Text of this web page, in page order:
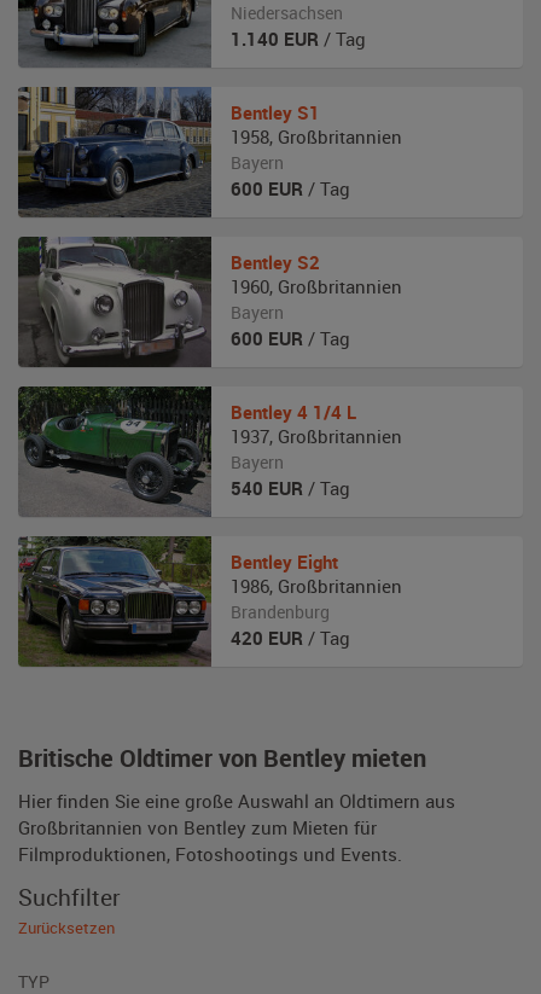
Britische Oldtimer von Bentley mieten
Hier finden Sie eine große Auswahl an Oldtimern aus
Großbritannien von Bentley zum Mieten für
Filmproduktionen, Fotoshootings und Events.
Niedersachsen
1.140 EUR / Tag
Bentley S1
1958, Großbritannien
Bayern
600 EUR / Tag
Bentley S2
1960, Großbritannien
Bayern
600 EUR / Tag
Bentley 4 1/4 L
1937, Großbritannien
Bayern
540 EUR / Tag
Bentley Eight
1986, Großbritannien
Brandenburg
420 EUR / Tag
Suchfilter
Zurücksetzen
TYP